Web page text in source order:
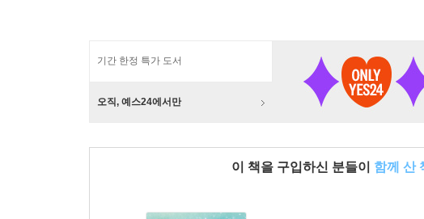
기간 한정 특가 도서
오직, 예스24에서만
이 책을 구입하신 분들이 함께 산